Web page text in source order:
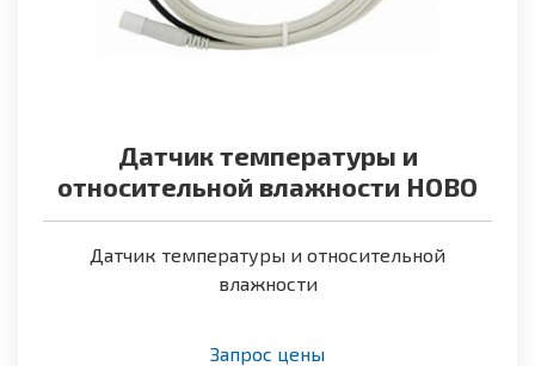
Датчик температуры и
относительной влажности HOBO
Датчик температуры и относительной
влажности
Запрос цены